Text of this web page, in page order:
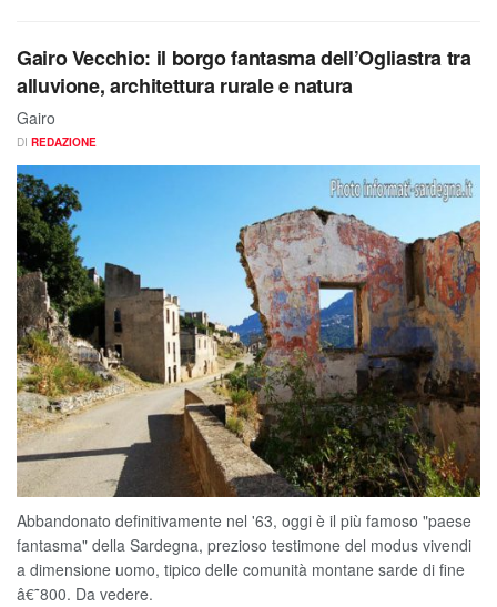
Gairo Vecchio: il borgo fantasma dell’Ogliastra tra
alluvione, architettura rurale e natura
Gairo
DI REDAZIONE
Abbandonato definitivamente nel '63, oggi è il più famoso "paese
fantasma" della Sardegna, prezioso testimone del modus vivendi
a dimensione uomo, tipico delle comunità montane sarde di fine
â€˜800. Da vedere.